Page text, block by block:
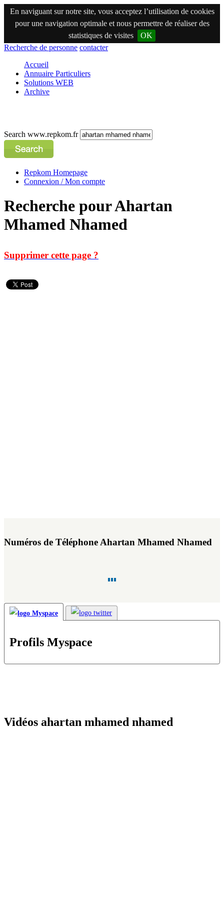
En naviguant sur notre site, vous acceptez l’utilisation de cookies
pour une navigation optimale et nous permettre de réaliser des
statistiques de visites
OK
Recherche de personne contacter
Accueil
Annuaire Particuliers
Solutions WEB
Archive
Search www.repkom.fr
Repkom Homepage
Connexion / Mon compte
Recherche pour Ahartan
Mhamed Nhamed
Supprimer cette page ?
Numéros de Téléphone Ahartan Mhamed Nhamed
Profils Myspace
Vidéos ahartan mhamed nhamed